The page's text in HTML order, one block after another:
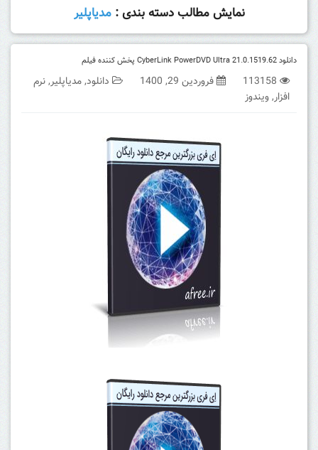
نمایش مطالب دسته بندی :مدیاپلیر
دانلود CyberLink PowerDVD Ultra 21.0.1519.62 پخش کننده فیلم
113158 فروردین 29, 1400 دانلود,مدیاپلیر,نرم
افزار,ویندوز